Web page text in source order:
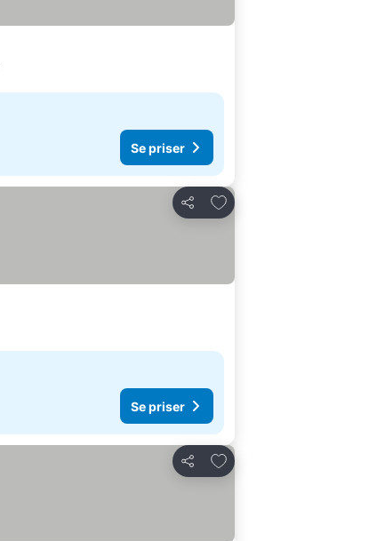
Se priser
Del
Føj til favoritter
Se priser
Del
Føj til favoritter